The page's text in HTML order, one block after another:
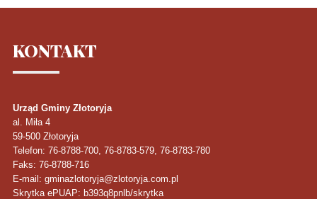
KONTAKT
Urząd Gminy Złotoryja
al. Miła 4
59-500 Złotoryja
Telefon: 76-8788-700, 76-8783-579, 76-8783-780
Faks: 76-8788-716
E-mail: gminazlotoryja@zlotoryja.com.pl
Skrytka ePUAP: b393q8pnlb/skrytka